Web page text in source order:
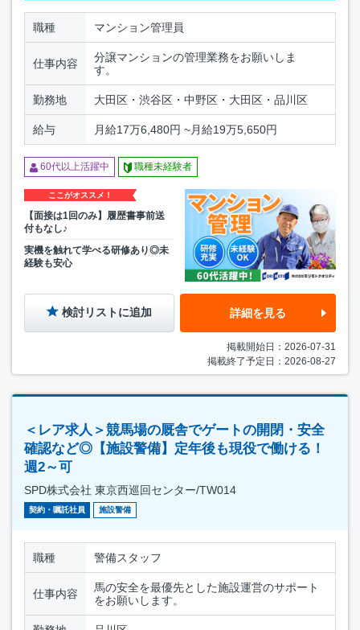
職種 マンション管理員
仕事内容
分譲マンションの管理業務をお願いしま
す。
勤務地 大田区・渋谷区・中野区・大田区・品川区
給与 月給17万6,480円 ~月給19万5,650円
60代以上活躍中 職種未経験者
ここがオススメ！
【面接は1回のみ】履歴書事前送
付もなし♪
実機を触れて学べる研修あり◎未
経験も安心
検討リストに追加 詳細を見る
掲載開始日：2026-07-31
掲載終了予定日：2026-08-27
＜レア求人＞競馬場の厩舎でゲートの開閉・安全
確認など◎【施設警備】定年後も現役で働ける！
週2～可
SPD株式会社 東京西巡回センター/TW014
契約・嘱託社員 施設警備
職種 警備スタッフ
仕事内容
馬の安全を最優先とした施設運営のサポート
をお願いします。